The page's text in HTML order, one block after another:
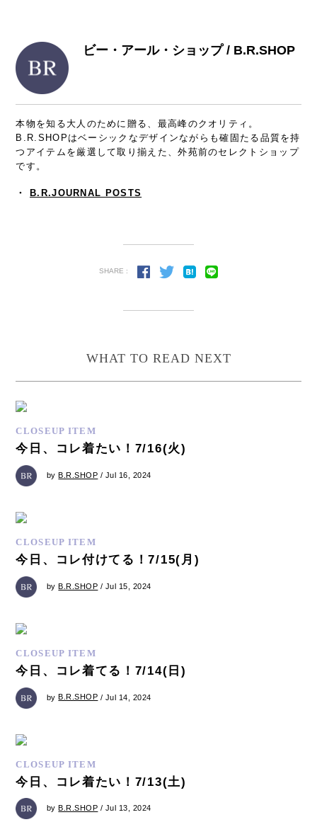
ビー・アール・ショップ / B.R.SHOP
本物を知る大人のために贈る、最高峰のクオリティ。
B.R.SHOPはベーシックなデザインながらも確固たる品質を持
つアイテムを厳選して取り揃えた、外苑前のセレクトショップ
です。
・B.R.JOURNAL POSTS
SHARE :
WHAT TO READ NEXT
CLOSEUP ITEM
今日、コレ着たい！7/16(火)
byB.R.SHOP / Jul 16, 2024
CLOSEUP ITEM
今日、コレ付けてる！7/15(月)
byB.R.SHOP / Jul 15, 2024
CLOSEUP ITEM
今日、コレ着てる！7/14(日)
by B.R.SHOP / Jul 14, 2024
CLOSEUP ITEM
今日、コレ着たい！7/13(土)
by B.R.SHOP / Jul 13, 2024